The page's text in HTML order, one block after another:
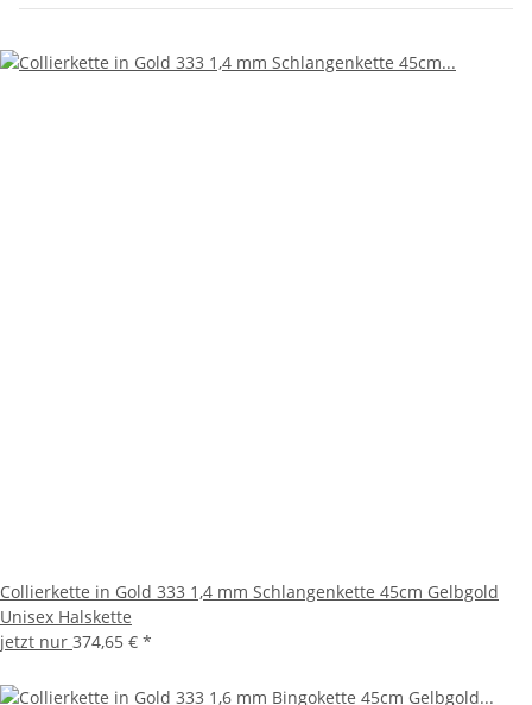
Collierkette in Gold 333 1,4 mm Schlangenkette 45cm Gelbgold
Unisex Halskette
jetzt nur 374,65 € *